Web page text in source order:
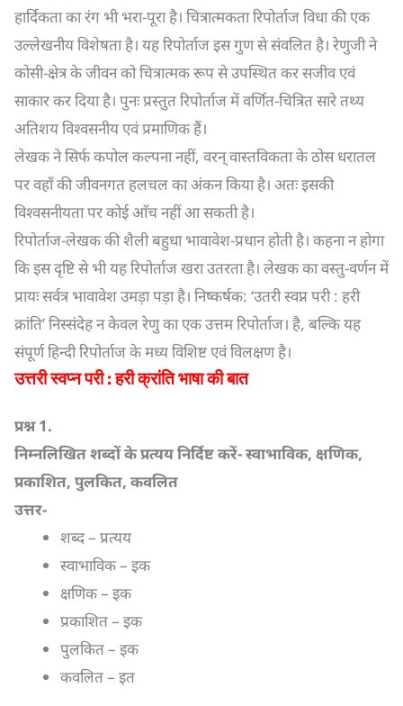
हार्दिकता का रंग भी भरा-पूरा है। चित्रात्मकता रिपोर्ताज विधा की एक
उल्लेखनीय विशेषता है। यह रिपोर्ताज इस गुण से संवलित है। रेणुजी ने
कोसी-क्षेत्र के जीवन को चित्रात्मक रूप से उपस्थित कर सजीव एवं
साकार कर दिया है। पुनः प्रस्तुत रिपोर्ताज में वर्णित-चित्रित सारे तथ्य
अतिशय विश्वसनीय एवं प्रमाणिक हैं।
लेखक ने सिर्फ कपोल कल्पना नहीं, वरन् वास्तविकता के ठोस धरातल
पर वहाँ की जीवनगत हलचल का अंकन किया है। अतः इसकी
विश्वसनीयता पर कोई आँच नहीं आ सकती है।
रिपोर्ताज-लेखक की शैली बहुधा भावावेश-प्रधान होती है। कहना न होगा
कि इस दृष्टि से भी यह रिपोर्ताज खरा उतरता है। लेखक का वस्तु-वर्णन में
प्रायः सर्वत्र भावावेश उमड़ा पड़ा है। निष्कर्षक: ‘उतरी स्वप्न परी : हरी
क्रांति’ निस्संदेह न केवल रेणु का एक उत्तम रिपोर्ताज। है, बल्कि यह
संपूर्ण हिन्दी रिपोर्ताज के मध्य विशिष्ट एवं विलक्षण है।
उत्तरी स्वप्न परी : हरी क्रांति भाषा की बात
प्रश्न1.
निम्नलिखित शब्दों के प्रत्यय निर्दिष्ट करें- स्वाभाविक, क्षणिक,
प्रकाशित, पुलकित, कवलित
उत्तर-
शब्द – प्रत्यय
स्वाभाविक – इक
क्षणिक – इक
प्रकाशित – इक
पुलकित – इक
कवलित – इत